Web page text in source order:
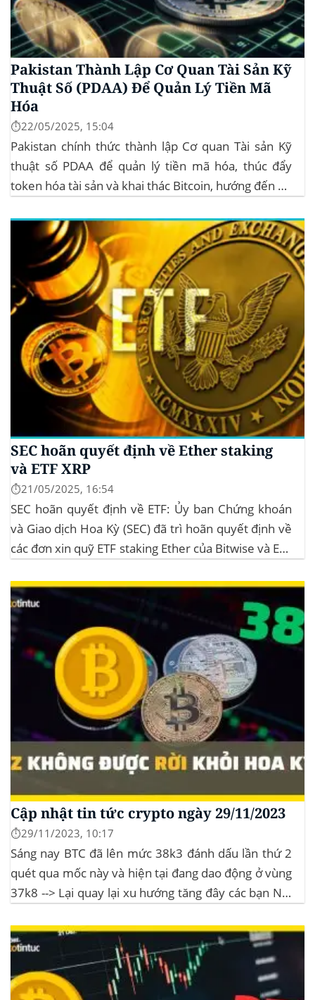
Pakistan Thành Lập Cơ Quan Tài Sản Kỹ
Thuật Số (PDAA) Để Quản Lý Tiền Mã
Hóa
⏱️22/05/2025, 15:04
Pakistan chính thức thành lập Cơ quan Tài sản Kỹ
thuật số PDAA để quản lý tiền mã hóa, thúc đẩy
token hóa tài sản và khai thác Bitcoin, hướng đến hệ
| Ngày 01 Tháng 12 năm 2022Ngân hàng Shinhan
SEC hoãn quyết định về Ether staking
và ETF XRP
⏱️21/05/2025, 16:54
SEC hoãn quyết định về ETF: Ủy ban Chứng khoán
và Giao dịch Hoa Kỳ (SEC) đã trì hoãn quyết định về
các đơn xin quỹ ETF staking Ether của Bitwise và ETF
10/2025 để thu thập thêm ý kiến công...
Cập nhật tin tức crypto ngày 29/11/2023
⏱️29/11/2023, 10:17
Sáng nay BTC đã lên mức 38k3 đánh dấu lần thứ 2
quét qua mốc này và hiện tại đang dao động ở vùng
37k8 --> Lại quay lại xu hướng tăng đây các bạn Nội
2022Ngân hàng Shinhan của Hàn Quốc...